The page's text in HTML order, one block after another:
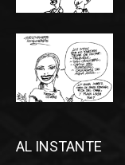
AL INSTANTE